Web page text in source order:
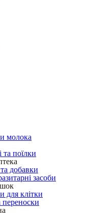
молока
та поїлки
добавки
засоби
для клітки
переноски